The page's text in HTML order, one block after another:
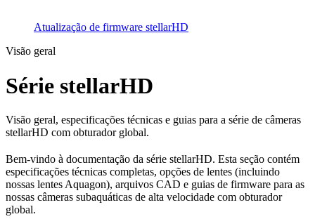
Atualização de firmware stellarHD
Visão geral
Série stellarHD
Visão geral, especificações técnicas e guias para a série de câmeras
stellarHD com obturador global.
Bem-vindo à documentação da série stellarHD. Esta seção contém
especificações técnicas completas, opções de lentes (incluindo
nossas lentes Aquagon), arquivos CAD e guias de firmware para as
nossas câmeras subaquáticas de alta velocidade com obturador
global.